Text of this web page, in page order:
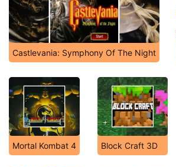
Castlevania: Symphony Of The Night
Mortal Kombat 4 Block Craft 3D